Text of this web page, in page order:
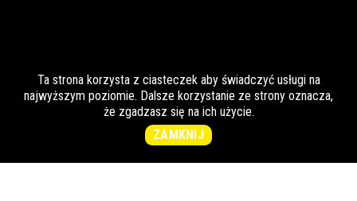
Ta strona korzysta z ciasteczek aby świadczyć usługi na
najwyższym poziomie. Dalsze korzystanie ze strony oznacza,
że zgadzasz się na ich użycie.
ZAMKNIJ